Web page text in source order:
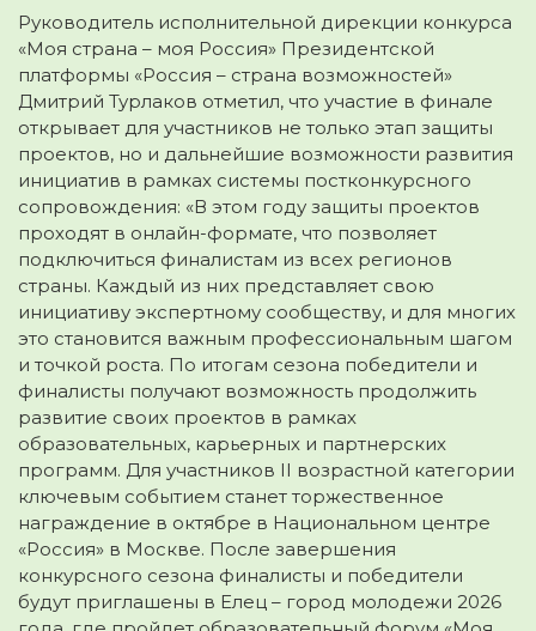
Руководитель исполнительной дирекции конкурса
«Моя страна – моя Россия» Президентской
платформы «Россия – страна возможностей»
Дмитрий Турлаков отметил, что участие в финале
открывает для участников не только этап защиты
проектов, но и дальнейшие возможности развития
инициатив в рамках системы постконкурсного
сопровождения: «В этом году защиты проектов
проходят в онлайн-формате, что позволяет
подключиться финалистам из всех регионов
страны. Каждый из них представляет свою
инициативу экспертному сообществу, и для многих
это становится важным профессиональным шагом
и точкой роста. По итогам сезона победители и
финалисты получают возможность продолжить
развитие своих проектов в рамках
образовательных, карьерных и партнерских
программ. Для участников II возрастной категории
ключевым событием станет торжественное
награждение в октябре в Национальном центре
«Россия» в Москве. После завершения
конкурсного сезона финалисты и победители
будут приглашены в Елец – город молодежи 2026